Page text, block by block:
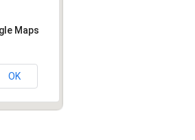
Maps
OK